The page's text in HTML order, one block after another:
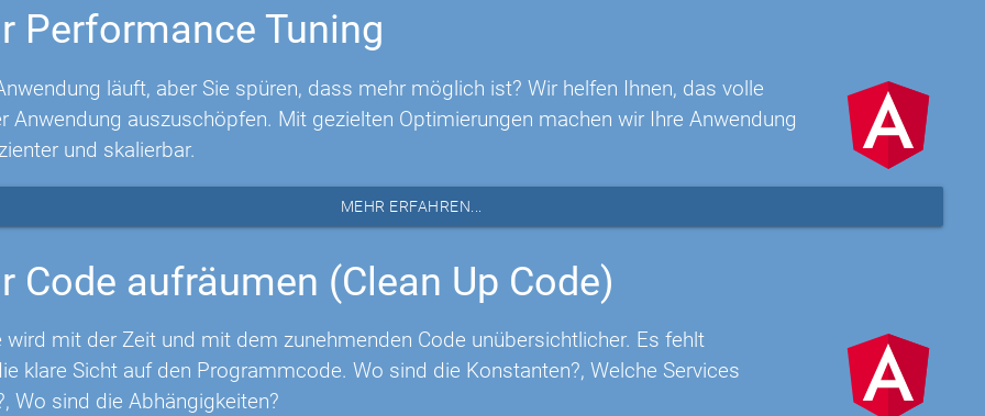
Performance Tuning
läuft, aber Sie spüren, dass mehr möglich ist? Wir helfen Ihnen, das volle
Anwendung auszuschöpfen. Mit gezielten Optimierungen machen wir Ihre Anwendung
und skalierbar.
MEHR ERFAHREN...
Code aufräumen (Clean Up Code)
wird mit der Zeit und mit dem zunehmenden Code unübersichtlicher. Es fehlt
klare Sicht auf den Programmcode. Wo sind die Konstanten?, Welche Services
Wo sind die Abhängigkeiten?